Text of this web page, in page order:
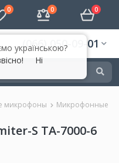
0 0 0
(066) 050-09-01
микрофоны Микрофонные
S TA-7000-6
українською?
Ні